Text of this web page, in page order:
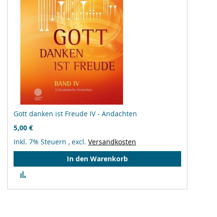
Gott danken ist Freude IV - Andachten
5,00 €
Inkl. 7% Steuern , excl. Versandkosten
In den Warenkorb
hinzufügen